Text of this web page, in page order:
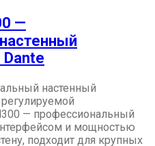
—
Dante
настенный
— профессиональный
и мощностью
подходит для крупных